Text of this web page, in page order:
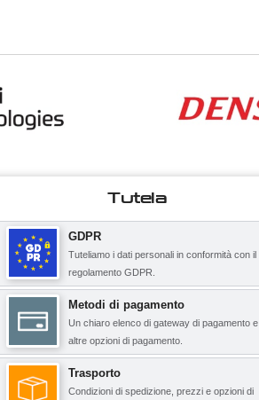
Tutela
GDPR
Tuteliamo i dati personali in conformità con il
regolamento GDPR.
Metodi di pagamento
Un chiaro elenco di gateway di pagamento e
altre opzioni di pagamento.
Trasporto
Condizioni di spedizione, prezzi e opzioni di